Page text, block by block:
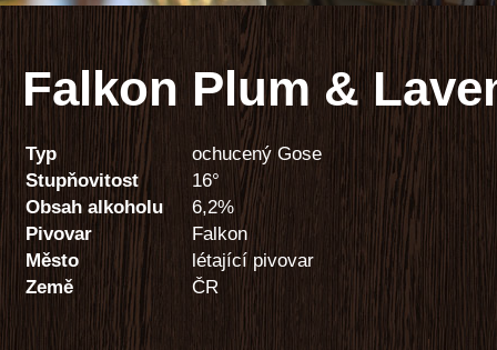
Falkon Plum &
Typ
ochucený Gose
Stupňovitost
16°
Obsah alkoholu
6,2%
Pivovar
Falkon
Město
létající pivovar
Země
ČR